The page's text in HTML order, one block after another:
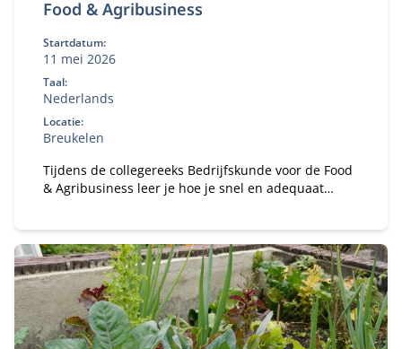
Food & Agribusiness
Startdatum:
11 mei 2026
Taal:
Nederlands
Locatie:
Breukelen
Tijdens de collegereeks Bedrijfskunde voor de Food
& Agribusiness leer je hoe je snel en adequaat